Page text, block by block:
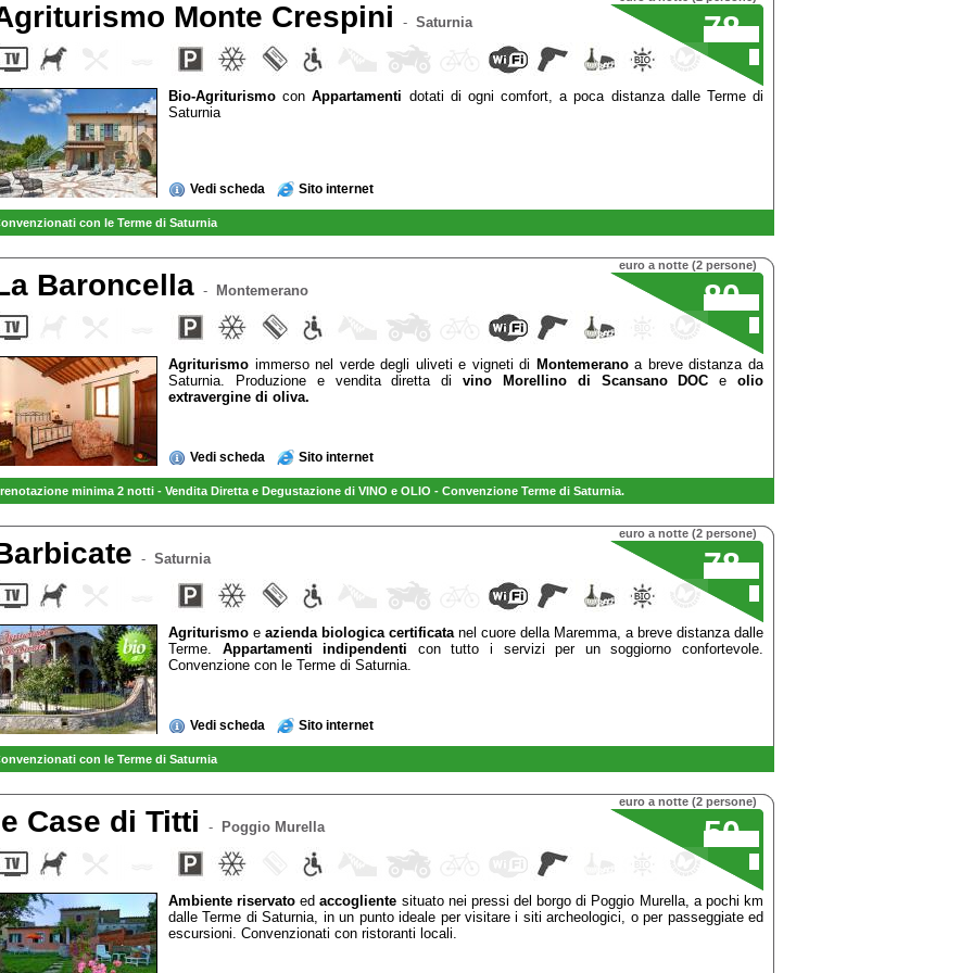
78
Monte Crespini - Saturnia
Bio-Agriturismo conAppartamenti dotati di ogni comfort, a poca distanza dalle Terme di
Saturnia
Vedi scheda Sito internet
con le Terme di Saturnia
80
euro a notte (2 persone)
Baroncella - Montemerano
Agriturismo immerso nel verde degli uliveti e vigneti di Montemeranoa breve distanza da
Saturnia. Produzione e vendita diretta di vino Morellino di Scansano DOC eolio
extravergine di oliva.
Vedi scheda Sito internet
minima 2 notti - Vendita Diretta e Degustazione di VINO e OLIO - Convenzione Terme di Saturnia.
78
euro a notte (2 persone)
- Saturnia
Agriturismo e azienda biologica certificatanel cuore della Maremma, a breve distanza dalle
Terme. Appartamenti indipendenti con tutto i servizi per un soggiorno confortevole.
Convenzione con le Terme di Saturnia.
Vedi scheda Sito internet
con le Terme di Saturnia
50
euro a notte (2 persone)
Case di Titti - Poggio Murella
Ambiente riservatoed accogliente situato nei pressi del borgo di Poggio Murella, a pochi km
dalle Terme di Saturnia, in un punto ideale per visitare i siti archeologici, o per passeggiate ed
escursioni. Convenzionati con ristoranti locali.